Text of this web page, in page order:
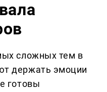
сложных тем в
держать эмоции
готовы